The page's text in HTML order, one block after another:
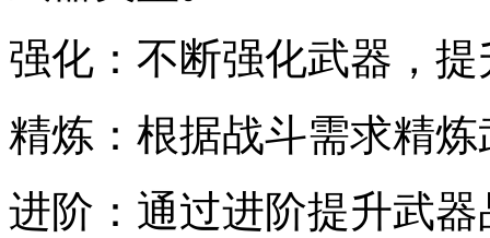
强化：不断强化武器，
精炼：根据战斗需求精
进阶：通过进阶提升武